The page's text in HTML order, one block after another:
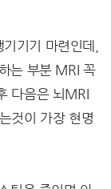
기기 마련인데,
는 부분 MRI 꼭
다음은 뇌MRI
것이 가장 현명